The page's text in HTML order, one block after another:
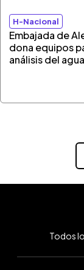
H-Nacional
Embajada de
dona equipos
análisis del agua
Todos